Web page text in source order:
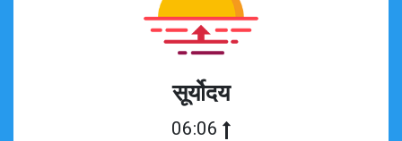
सूर्योदय
06:06